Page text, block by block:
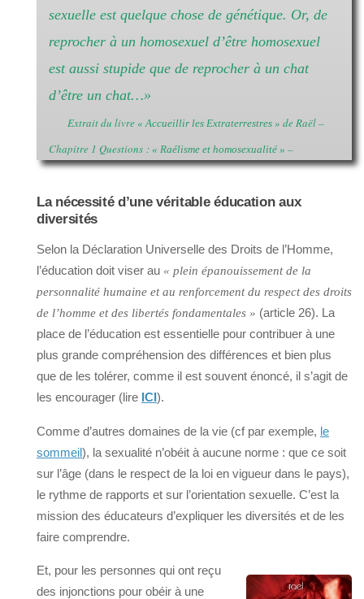
sexuelle est quelque chose de génétique. Or, de
reprocher à un homosexuel d’être homosexuel
est aussi stupide que de reprocher à un chat
d’être un chat…»
Extrait du livre « Accueillir les Extraterrestres » de Raël –
Chapitre 1 Questions : « Raélisme et homosexualité » –
La nécessité d’une véritable éducation aux
diversités
Selon la Déclaration Universelle des Droits de l’Homme,
l’éducation doit viser au « plein épanouissement de la
personnalité humaine et au renforcement du respect des droits
de l’homme et des libertés fondamentales » (article 26). La
place de l’éducation est essentielle pour contribuer à une
plus grande compréhension des différences et bien plus
que de les tolérer, comme il est souvent énoncé, il s’agit de
les encourager (lire ICI ).
Comme d’autres domaines de la vie (cf par exemple, le
sommeil), la sexualité n’obéit à aucune norme : que ce soit
sur l’âge (dans le respect de la loi en vigueur dans le pays),
le rythme de rapports et sur l’orientation sexuelle. C’est la
mission des éducateurs d’expliquer les diversités et de les
faire comprendre.
Et, pour les personnes qui ont reçu
des injonctions pour obéir à une